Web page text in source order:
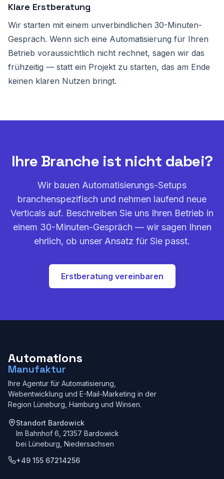
Klare Erstberatung
Wir starten mit einem unverbindlichen 30-Minuten-
Gespräch. Wenn sich eine Automatisierung für Ihren
Betrieb voraussichtlich nicht rechnet, sagen wir das
frühzeitig — statt ein Projekt zu starten, das am Ende
keinen klaren Nutzen bringt.
Ihre Branche ist nicht dabei?
Wir bauen Automatisierungs-Setups
branchenspezifisch und nehmen laufend neue
Verticals auf. Beschreiben Sie uns Ihren Betrieb in
einem 30-Minuten-Gespräch — wir sagen Ihnen
ehrlich, ob unser Ansatz für Sie passt.
Erstberatung vereinbaren
Automations
Manufaktur
Ihre Agentur für Automatisierung,
Webentwicklung und E-Mail-Marketing in der
Region Lüneburg, Hamburg und Winsen.
Standort Bardowick
Im Bahnhof 6, 21357 Bardowick
bei Lüneburg, Niedersachsen
+49 155 67214256